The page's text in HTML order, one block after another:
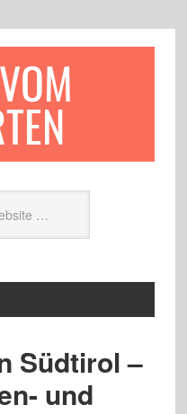
Südtirol –
und